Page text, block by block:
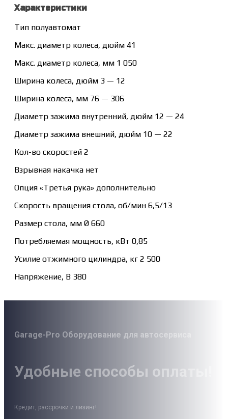
Характеристики
Тип полуавтомат
Макс. диаметр колеса, дюйм 41
Макс. диаметр колеса, мм 1 050
Ширина колеса, дюйм 3 — 12
Ширина колеса, мм 76 — 306
Диаметр зажима внутренний, дюйм 12 — 24
Диаметр зажима внешний, дюйм 10 — 22
Кол-во скоростей 2
Взрывная накачка нет
Опция «Третья рука» дополнительно
Скорость вращения стола, об/мин 6,5/13
Размер стола, мм Ø 660
Потребляемая мощность, кВт 0,85
Усилие отжимного цилиндра, кг 2 500
Напряжение, В 380
Garage-Pro Оборудование для автосервиса
Удобные способы оплаты!
Кредит, рассрочки и лизинг!